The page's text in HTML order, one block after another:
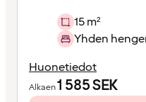
15 m²
Yhden
Huonetiedot
Alkaen1 585SEK